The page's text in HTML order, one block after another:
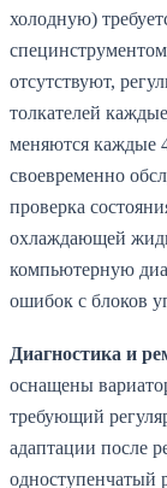
холодную)
отсутствуют,
толкателей
меняются каждые
своевременно
проверка
охлаждающей
компьютерную
ошибок с блоков
Диагностика и
оснащены
требующий
адаптации после
одноступенчатый